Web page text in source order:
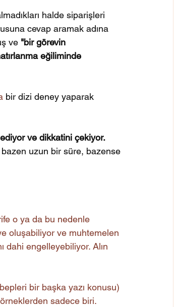
halde siparişleri
cevap aramak adına
ve "bir görevin
eğiliminde
bir dizi deney yaparak
ve dikkatini çekiyor.
bazen uzun bir süre, bazense
o ya da bu nedenle
oluşabiliyor ve muhtemelen
dahi engelleyebiliyor. Alın
bir başka yazı konusu)
sadece biri.